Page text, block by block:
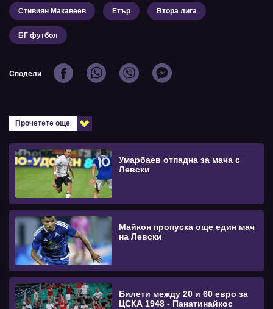
Стивиян Макавеев Етър Втора лига
БГ футбол
Сподели
Прочетете още
Умарбаев отпадна за мача с
Левски
Майкон пропуска още един мач
на Левски
Билети между 20 и 60 евро за
ЦСКА 1948 - Панатинайкос